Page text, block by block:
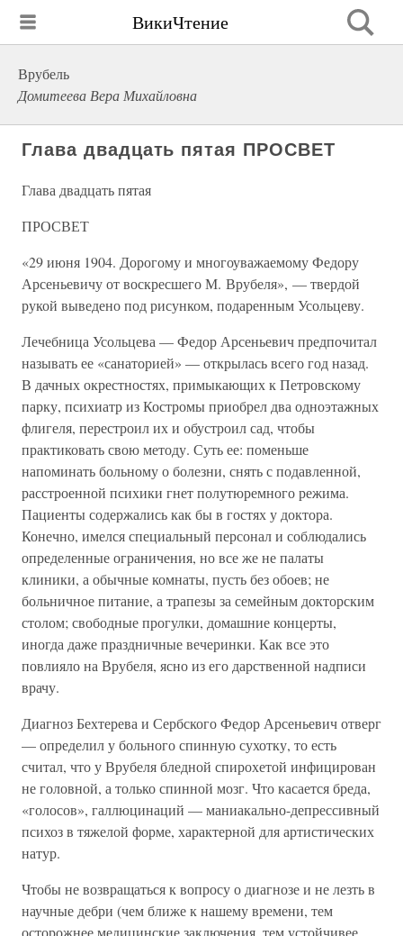
ВикиЧтение
Врубель
Домитеева Вера Михайловна
Глава двадцать пятая ПРОСВЕТ
Глава двадцать пятая
ПРОСВЕТ
«29 июня 1904. Дорогому и многоуважаемому Федору
Арсеньевичу от воскресшего М. Врубеля», — твердой
рукой выведено под рисунком, подаренным Усольцеву.
Лечебница Усольцева — Федор Арсеньевич предпочитал
называть ее «санаторией» — открылась всего год назад.
В дачных окрестностях, примыкающих к Петровскому
парку, психиатр из Костромы приобрел два одноэтажных
флигеля, перестроил их и обустроил сад, чтобы
практиковать свою методу. Суть ее: поменьше
напоминать больному о болезни, снять с подавленной,
расстроенной психики гнет полутюремного режима.
Пациенты содержались как бы в гостях у доктора.
Конечно, имелся специальный персонал и соблюдались
определенные ограничения, но все же не палаты
клиники, а обычные комнаты, пусть без обоев; не
больничное питание, а трапезы за семейным докторским
столом; свободные прогулки, домашние концерты,
иногда даже праздничные вечеринки. Как все это
повлияло на Врубеля, ясно из его дарственной надписи
врачу.
Диагноз Бехтерева и Сербского Федор Арсеньевич отверг
— определил у больного спинную сухотку, то есть
считал, что у Врубеля бледной спирохетой инфицирован
не головной, а только спинной мозг. Что касается бреда,
«голосов», галлюцинаций — маниакально-депрессивный
психоз в тяжелой форме, характерной для артистических
натур.
Чтобы не возвращаться к вопросу о диагнозе и не лезть в
научные дебри (чем ближе к нашему времени, тем
осторожнее медицинские заключения, тем устойчивее